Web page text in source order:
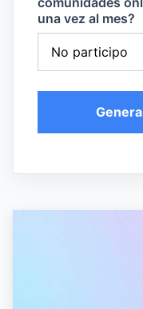
una vez al mes?